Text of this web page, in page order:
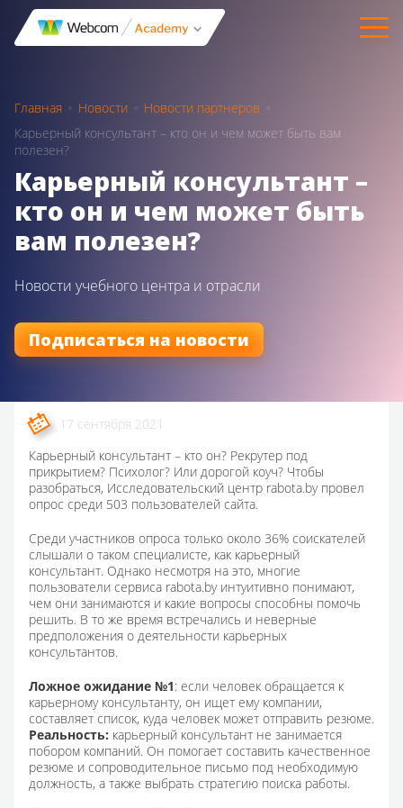
Главная Новости
Новости партнеров
Карьерный консультант – кто он и чем может быть вам
полезен?
Карьерный консультант –
кто он и чем может быть
вам полезен?
Новости учебного центра и отрасли
Подписаться на новости
17 сентября 2021
Карьерный консультант – кто он? Рекрутер под
прикрытием? Психолог? Или дорогой коуч? Чтобы
разобраться, Исследовательский центр rabota.by провел
опрос среди 503 пользователей сайта.
Среди участников опроса только около 36% соискателей
слышали о таком специалисте, как карьерный
консультант. Однако несмотря на это, многие
пользователи сервиса rabota.by интуитивно понимают,
чем они занимаются и какие вопросы способны помочь
решить. В то же время встречались и неверные
предположения о деятельности карьерных
консультантов.
Ложное ожидание №1: если человек обращается к
карьерному консультанту, он ищет ему компании,
составляет список, куда человек может отправить резюме.
Реальность: карьерный консультант не занимается
побором компаний. Он помогает составить качественное
резюме и сопроводительное письмо под необходимую
должность, а также выбрать стратегию поиска работы.